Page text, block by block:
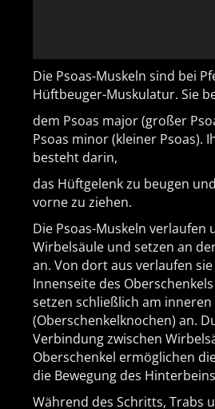
Die Psoas-Muskeln sind bei
Hüftbeuger-Muskulatur. Sie
dem Psoas major (großer
Psoas minor (kleiner Psoas).
besteht darin,
das Hüftgelenk zu beugen
vorne zu ziehen.
Die Psoas-Muskeln verlaufen
Wirbelsäule und setzen an
an. Von dort aus verlaufen
Innenseite des
setzen schließlich am inneren
(Oberschenkelknochen) an.
Verbindung zwischen
Oberschenkel ermöglichen
die Bewegung des
Während des Schritts, Trabs